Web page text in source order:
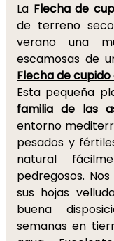
La Flecha de
de terreno
verano una
escamosas de
Flecha de cupido
Esta pequeña
familia de las
entorno
pesados y
natural
pedregosos.
sus hojas
buena
semanas en